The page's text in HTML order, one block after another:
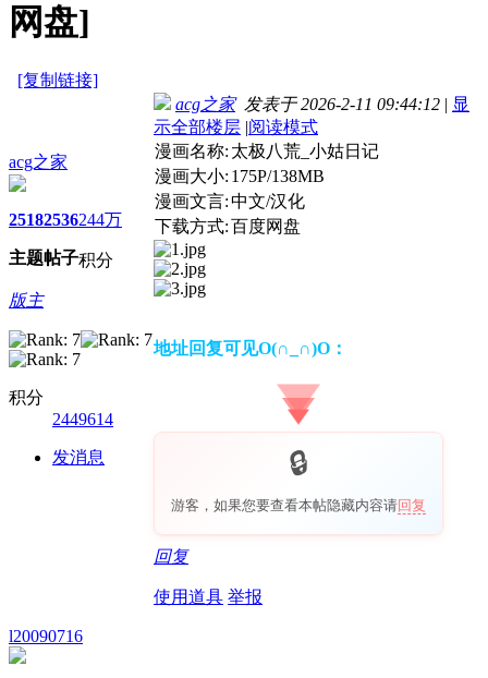
网盘]
[复制链接]
acg之家
2518
主题
2536
帖子
244万
积分
版主
积分
2449614
发消息
acg之家发表于 2026-2-11 09:44:12 | 显
示全部楼层 |阅读模式
漫画名称: 太极八荒_小姑日记
漫画大小: 175P/138MB
漫画文言:中文/汉化
下载方式:百度网盘
地址回复可见O(∩_∩)O：
游客，如果您要查看本帖隐藏内容请回复
回复
使用道具 举报
l20090716